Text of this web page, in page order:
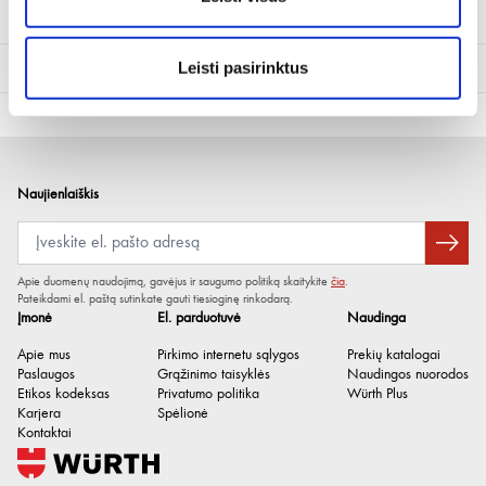
Leisti pasirinktus
Techninė informacija
Įmonė
Apie mus
Paslaugos
Etikos kodeksas
Karjera
Kontaktai
El. parduotuvė
Pirkimo internetu sąlygos
Grąžinimo taisyklės
Privatumo politika
Spėlionė
Naudinga
Prekių katalogai
Naudingos nuorodos
Würth Plus
Naujienlaiškis
Apie duomenų naudojimą, gavėjus ir saugumo politiką skaitykite čia.
Pateikdami el. paštą sutinkate gauti tiesioginę rinkodarą.